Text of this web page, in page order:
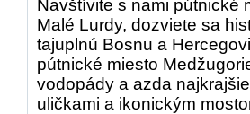
Navštívite s nami pútnické
Malé Lurdy, dozviete sa
tajuplnú Bosnu a
pútnické miesto
vodopády a azda
uličkami a ikonickým